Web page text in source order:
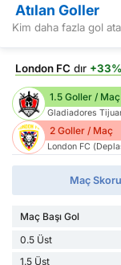
Atılan Goller
Kim daha fazla gol
London FC dır +33%
1.5 Goller / Maç
Gladiadores
2 Goller / Maç
London FC
Maç Skoru
Maç Başı Gol
0.5 Üst
1.5 Üst